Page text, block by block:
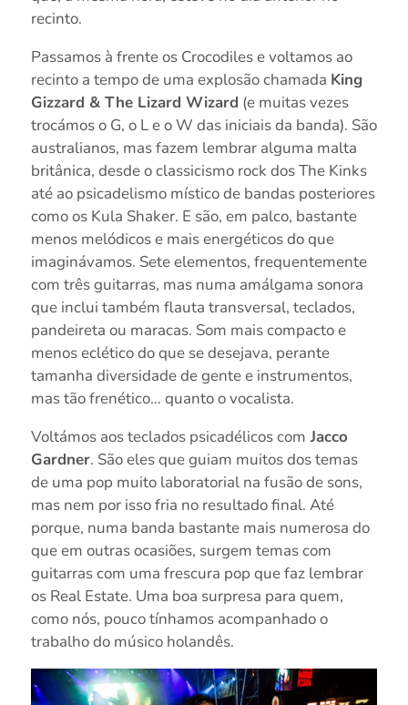
recinto.
Passamos à frente os Crocodiles e voltamos ao
recinto a tempo de uma explosão chamada King
Gizzard & The Lizard Wizard (e muitas vezes
trocámos o G, o L e o W das iniciais da banda). São
australianos, mas fazem lembrar alguma malta
britânica, desde o classicismo rock dos The Kinks
até ao psicadelismo místico de bandas posteriores
como os Kula Shaker. E são, em palco, bastante
menos melódicos e mais energéticos do que
imaginávamos. Sete elementos, frequentemente
com três guitarras, mas numa amálgama sonora
que inclui também flauta transversal, teclados,
pandeireta ou maracas. Som mais compacto e
menos eclético do que se desejava, perante
tamanha diversidade de gente e instrumentos,
mas tão frenético… quanto o vocalista.
Voltámos aos teclados psicadélicos com Jacco
Gardner. São eles que guiam muitos dos temas
de uma pop muito laboratorial na fusão de sons,
mas nem por isso fria no resultado final. Até
porque, numa banda bastante mais numerosa do
que em outras ocasiões, surgem temas com
guitarras com uma frescura pop que faz lembrar
os Real Estate. Uma boa surpresa para quem,
como nós, pouco tínhamos acompanhado o
trabalho do músico holandês.